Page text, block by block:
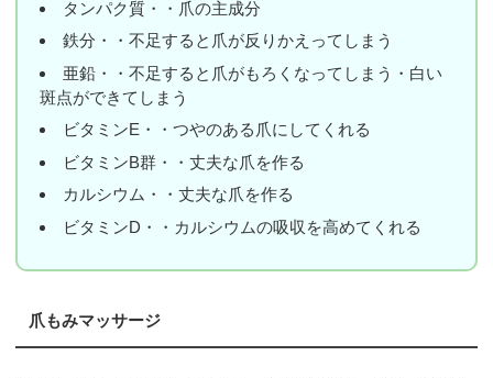
タンパク質・・爪の主成分
鉄分・・不足すると爪が反りかえってしまう
亜鉛・・不足すると爪がもろくなってしまう・白い
斑点ができてしまう
ビタミンE・・つやのある爪にしてくれる
ビタミンB群・・丈夫な爪を作る
カルシウム・・丈夫な爪を作る
ビタミンD・・カルシウムの吸収を高めてくれる
爪もみマッサージ